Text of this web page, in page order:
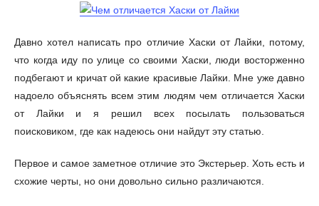
Давно хотел написать про отличие Хаски от Лайки, потому,
что когда иду по улице со своими Хаски, люди восторженно
подбегают и кричат ой какие красивые Лайки. Мне уже давно
надоело объяснять всем этим людям чем отличается Хаски
от Лайки и я решил всех посылать пользоваться
поисковиком, где как надеюсь они найдут эту статью.
Первое и самое заметное отличие это Экстерьер. Хоть есть и
схожие черты, но они довольно сильно различаются.